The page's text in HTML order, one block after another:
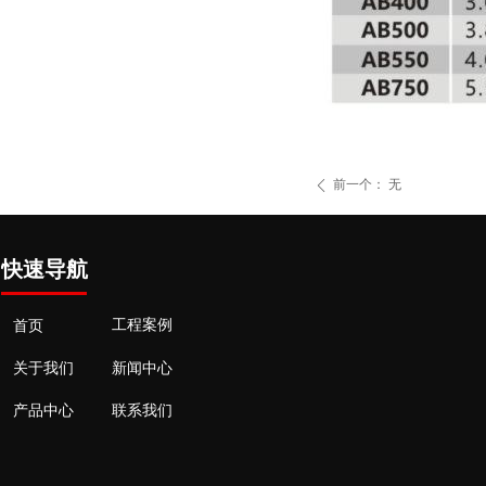
ꄴ 前一个： 无
快速导航
首页
关于我们
产品中心
工程案例
新闻中心
联系我们